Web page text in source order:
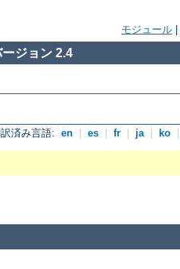
モジュール
ジョン 2.4
済み言語: en es fr ja ko